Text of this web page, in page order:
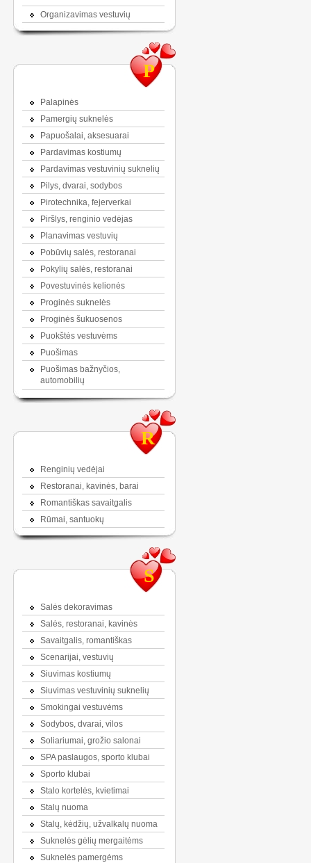
Organizavimas vestuvių
P
Palapinės
Pamergių suknelės
Papuošalai, aksesuarai
Pardavimas kostiumų
Pardavimas vestuvinių suknelių
Pilys, dvarai, sodybos
Pirotechnika, fejerverkai
Piršlys, renginio vedėjas
Planavimas vestuvių
Pobūvių salės, restoranai
Pokylių salės, restoranai
Povestuvinės kelionės
Proginės suknelės
Proginės šukuosenos
Puokštės vestuvėms
Puošimas
Puošimas bažnyčios,
automobilių
R
Renginių vedėjai
Restoranai, kavinės, barai
Romantiškas savaitgalis
Rūmai, santuokų
S
Salės dekoravimas
Salės, restoranai, kavinės
Savaitgalis, romantiškas
Scenarijai, vestuvių
Siuvimas kostiumų
Siuvimas vestuvinių suknelių
Smokingai vestuvėms
Sodybos, dvarai, vilos
Soliariumai, grožio salonai
SPA paslaugos, sporto klubai
Sporto klubai
Stalo kortelės, kvietimai
Stalų nuoma
Stalų, kėdžių, užvalkalų nuoma
Suknelės gėlių mergaitėms
Suknelės pamergėms